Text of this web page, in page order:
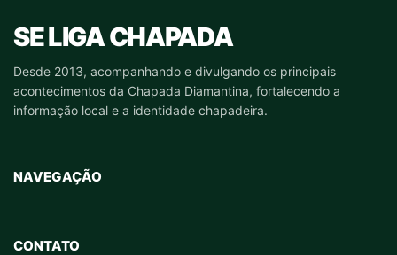
SE LIGA CHAPADA
Desde 2013, acompanhando e divulgando os principais
acontecimentos da Chapada Diamantina, fortalecendo a
informação local e a identidade chapadeira.
NAVEGAÇÃO
CONTATO